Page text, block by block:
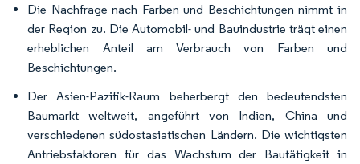
Die Nachfrage nach Farben und Beschichtungen nimmt in
der Region zu. Die Automobil- und Bauindustrie trägt einen
erheblichen Anteil am Verbrauch von Farben und
Beschichtungen.
Der Asien-Pazifik-Raum beherbergt den bedeutendsten
Baumarkt weltweit, angeführt von Indien, China und
verschiedenen südostasiatischen Ländern. Die wichtigsten
Antriebsfaktoren für das Wachstum der Bautätigkeit in